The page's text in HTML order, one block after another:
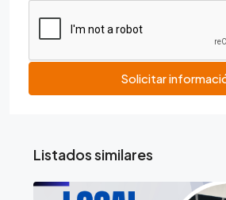
Solicitar
Listados similares